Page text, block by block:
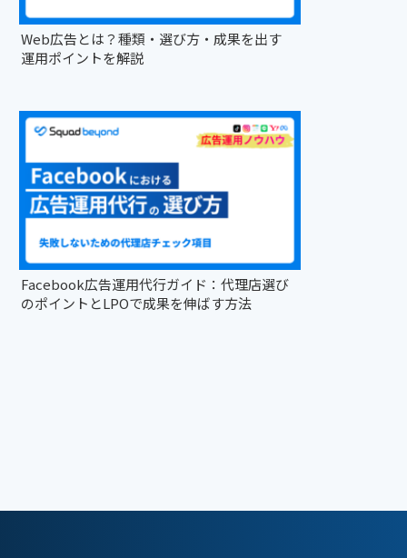
Web広告とは？種類・選び方・成果を出す
運用ポイントを解説
Facebook広告運用代行ガイド：代理店選び
のポイントとLPOで成果を伸ばす方法